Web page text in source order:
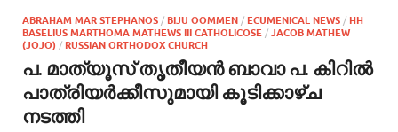
ABRAHAM MAR STEPHANOS / BIJU OOMMEN / ECUMENICAL NEWS / HH
BASELIUS MARTHOMA MATHEWS III CATHOLICOSE / JACOB MATHEW
(JOJO) / RUSSIAN ORTHODOX CHURCH
പ. മാത്യൂസ് തൃതീയന്‍ ബാവാ പ. കിറില്‍
പാത്രിയര്‍ക്കീസുമായി കൂടിക്കാഴ്ച
നടത്തി